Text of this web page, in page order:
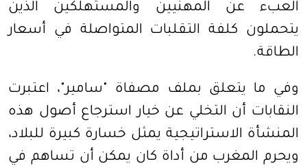
العبء عن المهنيين والمستهلكين الذين
يتحملون كلفة التقلبات المتواصلة في أسعار
الطاقة.
وفي ما يتعلق بملف مصفاة "سامير"، اعتبرت
النقابات أن التخلي عن خيار استرجاع أصول هذه
المنشأة الاستراتيجية يمثل خسارة كبيرة للبلاد،
ويحرم المغرب من أداة كان يمكن أن تساهم في